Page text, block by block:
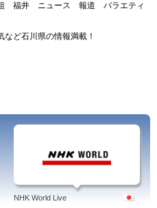
福井 ニュース 報道 バラエティ
ど石川県の情報満載！
NHK World Live